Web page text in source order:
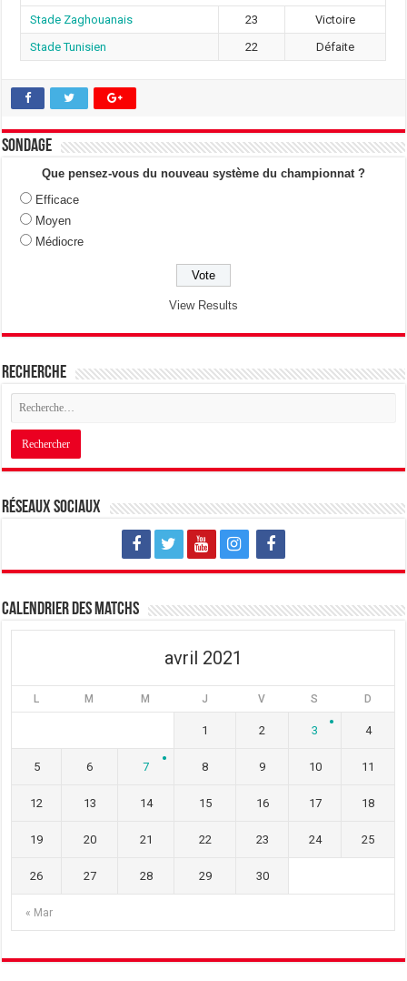
Stade Zaghouanais 23
Victoire
Stade Tunisien
22 Défaite
Sondage
Que pensez-vous du nouveau système du championnat ?
Efficace
Moyen
Médiocre
View Results
Recherche
Réseaux sociaux
Calendrier des matchs
avril 2021
L M M J V S D
« Mar
1 2 3 4
5 6 7 8 9 10 11
12 13 14 15 16 17 18
19 20 21 22 23 24 25
26 27 28 29 30